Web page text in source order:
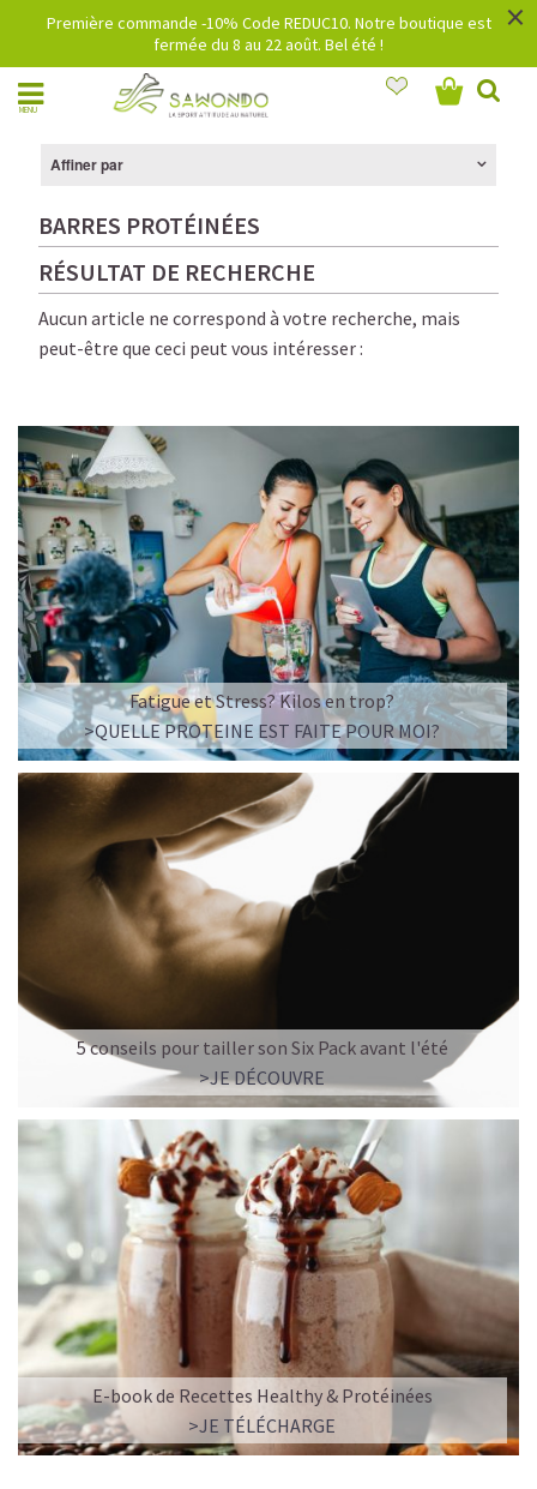
Première commande -10% Code REDUC10. Notre boutique est
fermée du 8 au 22 août. Bel été !
×
MENU
Affiner par
BARRES PROTÉINÉES
RÉSULTAT DE RECHERCHE
Aucun article ne correspond à votre recherche, mais
peut-être que ceci peut vous intéresser :
Fatigue et Stress? Kilos en trop?
>QUELLE PROTEINE EST FAITE POUR MOI?
5 conseils pour tailler son Six Pack avant l'été
>JE DÉCOUVRE
E-book de Recettes Healthy & Protéinées
>JE TÉLÉCHARGE